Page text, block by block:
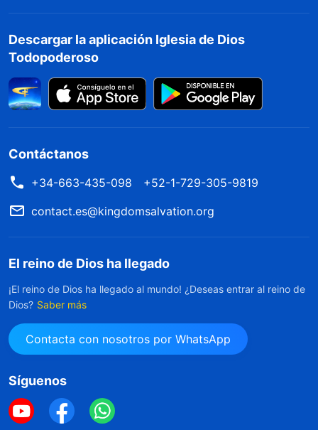
Descargar la aplicación Iglesia de Dios
Todopoderoso
Contáctanos
+34-663-435-098
+52-1-729-305-9819
contact.es@kingdomsalvation.org
El reino de Dios ha llegado
¡El reino de Dios ha llegado al mundo! ¿Deseas entrar al reino de
Dios? Saber más
Contacta con nosotros por WhatsApp
Síguenos